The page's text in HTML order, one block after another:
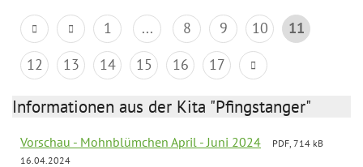
1 ... 8 9 10
11
12
13 14 15 16 17
Informationen aus der Kita "Pfingstanger"
Vorschau - Mohnblümchen April - Juni 2024
PDF, 714 kB
16.04.2024